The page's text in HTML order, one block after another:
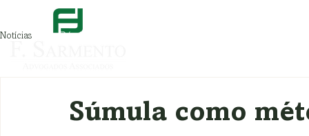
Notícias
Súmula como